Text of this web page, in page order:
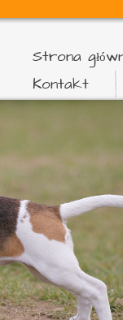
Strona
Kontakt